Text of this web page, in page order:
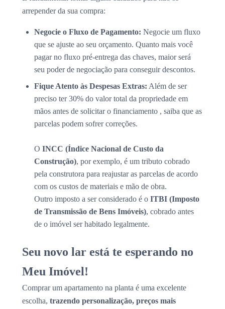
arrepender da sua compra:
Negocie o Fluxo de Pagamento: Negocie um fluxo
que se ajuste ao seu orçamento. Quanto mais você
pagar no fluxo pré-entrega das chaves, maior será
seu poder de negociação para conseguir descontos.
Fique Atento às Despesas Extras: Além de ser
preciso ter 30% do valor total da propriedade em
mãos antes de solicitar o financiamento , saiba que as
parcelas podem sofrer correções.
O INCC (Índice Nacional de Custo da
Construção), por exemplo, é um tributo cobrado
pela construtora para reajustar as parcelas de acordo
com os custos de materiais e mão de obra.
Outro imposto a ser considerado é o ITBI (Imposto
de Transmissão de Bens Imóveis), cobrado antes
de o imóvel ser habitado legalmente.
Seu novo lar está te esperando no
Meu Imóvel!
Comprar um apartamento na planta é uma excelente
escolha, trazendo personalização, preços mais